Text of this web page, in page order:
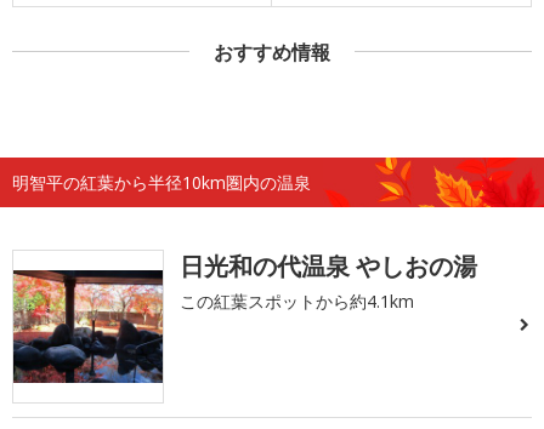
おすすめ情報
明智平の紅葉から半径10km圏内の温泉
日光和の代温泉 やしおの湯
この紅葉スポットから約4.1km